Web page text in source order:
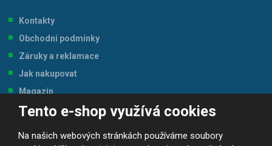
Tento e-shop využívá cookies
Na našich webových stránkách používáme soubory
Kontakty
Obchodní podmínky
Záruky a reklamace
Jak nakupovat
Magazín
Tabulka velikostí